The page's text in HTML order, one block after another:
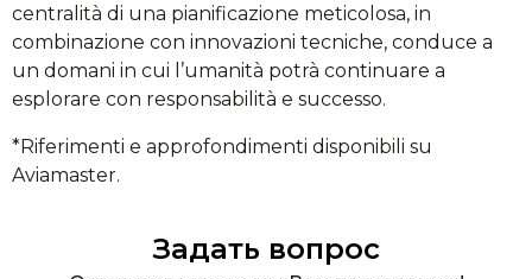
centralità di una pianificazione meticolosa, in
combinazione con innovazioni tecniche, conduce a
un domani in cui l’umanità potrà continuare a
esplorare con responsabilità e successo.
*Riferimenti e approfondimenti disponibili su
Aviamaster.
Задать вопрос